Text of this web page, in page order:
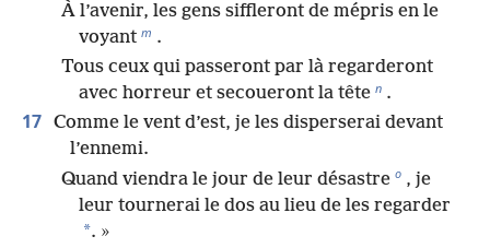
À l’avenir, les gens siffleront de mépris en le
voyant m .
Tous ceux qui passeront par là regarderont
avec horreur et secoueront la tête n .
17 Comme le vent d’est, je les disperserai devant
l’ennemi.
Quand viendra le jour de leur désastre o , je
leur tournerai le dos au lieu de les regarder
*. »